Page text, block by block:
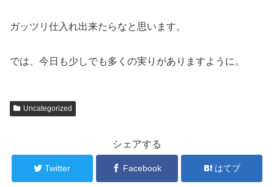
ガッツリ仕入れ出来たらなと思います。
では、今日も少しでも多くの実りがありますように。
Uncategorized
シェアする
Twitter Facebook はてブ